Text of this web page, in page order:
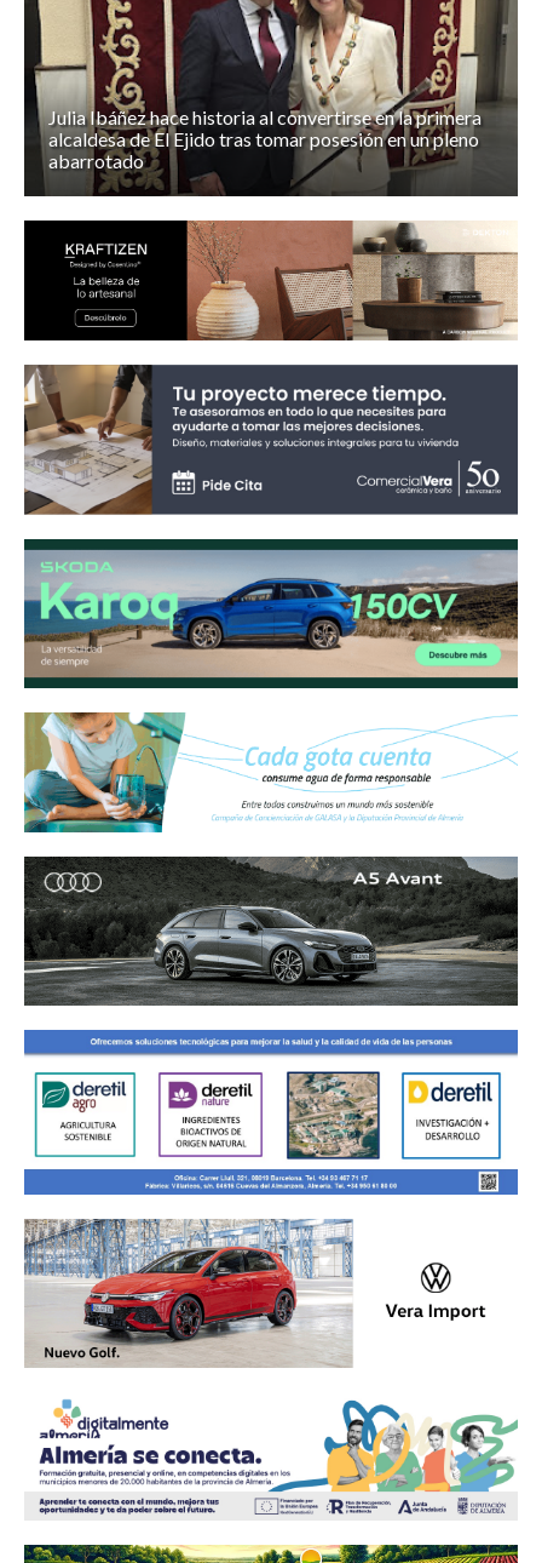
Julia Ibáñez hace historia al convertirse en la primera
alcaldesa de El Ejido tras tomar posesión en un pleno
abarrotado